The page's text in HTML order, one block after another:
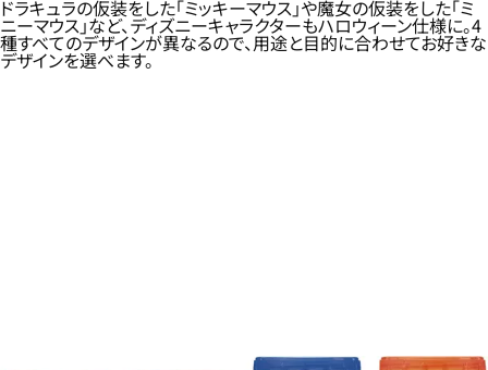
ドラキュラの仮装をした「ミッキーマウス」や魔女の仮装をした「ミ
ニーマウス」など、ディズニーキャラクターもハロウィーン仕様に。4
種すべてのデザインが異なるので、用途と目的に合わせてお好きな
デザインを選べます。